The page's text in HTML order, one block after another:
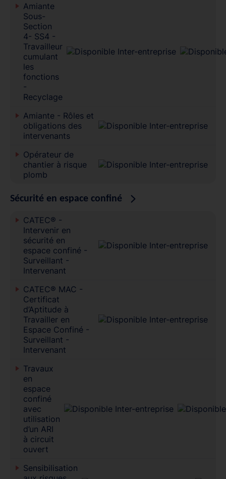
Amiante
Sous-
Section
4- SS4 -
Travailleur
cumulant
les
fonctions
-
Recyclage
Amiante - Rôles et
obligations des
intervenants
Opérateur de
chantier à risque
plomb
Sécurité en espace confiné
CATEC® -
Intervenir en
sécurité en
espace confiné -
Surveillant -
Intervenant
CATEC® MAC -
Certificat
d’Aptitude à
Travailler en
Espace Confiné -
Surveillant -
Intervenant
Travaux
en
espace
confiné
avec
utilisation
d’un ARI
à circuit
ouvert
Sensibilisation